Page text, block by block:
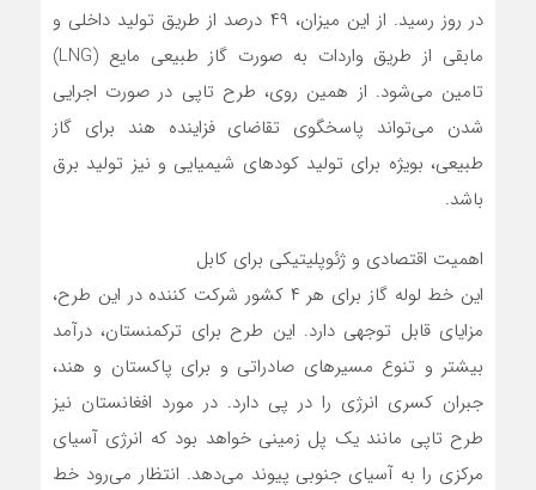
در روز رسید. از این میزان، ۴۹ درصد از طریق تولید داخلی و
مابقی از طریق واردات به صورت گاز طبیعی مایع (LNG)
تامین می‌شود. از همین روی، طرح تاپی در صورت اجرایی
شدن می‌تواند پاسخگوی تقاضای فزاینده هند برای گاز
طبیعی، بویژه برای تولید کودهای شیمیایی و نیز تولید برق
باشد.
اهمیت اقتصادی و ژئوپلیتیکی برای کابل
این خط لوله گاز برای هر ۴ کشور شرکت کننده در این طرح،
مزایای قابل توجهی دارد. این طرح برای ترکمنستان، درآمد
بیشتر و تنوع مسیرهای صادراتی و برای پاکستان و هند،
جبران کسری انرژی را در پی دارد. در مورد افغانستان نیز
طرح تاپی مانند یک پل زمینی خواهد بود که انرژی آسیای
مرکزی را به آسیای جنوبی پیوند می‌دهد. انتظار می‌رود خط